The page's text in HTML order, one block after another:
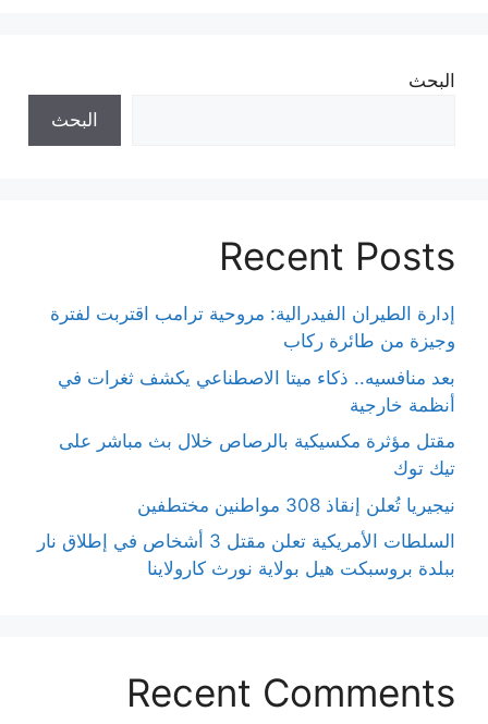
البحث
البحث
Recent Posts
إدارة الطيران الفيدرالية: مروحية ترامب اقتربت لفترة
وجيزة من طائرة ركاب
بعد منافسيه.. ذكاء ميتا الاصطناعي يكشف ثغرات في
أنظمة خارجية
مقتل مؤثرة مكسيكية بالرصاص خلال بث مباشر على
تيك توك
نيجيريا تُعلن إنقاذ 308 مواطنين مختطفين
السلطات الأمريكية تعلن مقتل 3 أشخاص في إطلاق نار
ببلدة بروسبكت هيل بولاية نورث كارولاينا
Recent Comments